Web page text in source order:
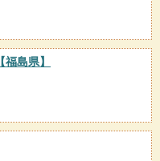
【福島県】